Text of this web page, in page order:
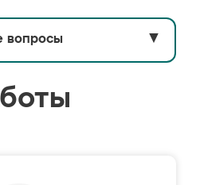
вопросы ▼